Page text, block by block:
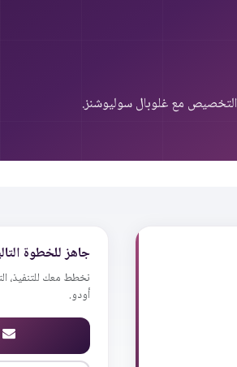
مع غلوبال سوليوشنز.
جاهز للخطوة
نخطط معك للتنفيذ،
أودو.